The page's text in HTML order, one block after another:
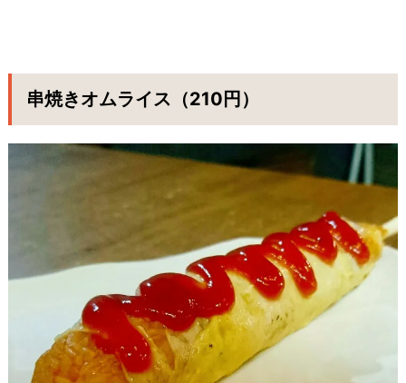
串焼きオムライス（210円）